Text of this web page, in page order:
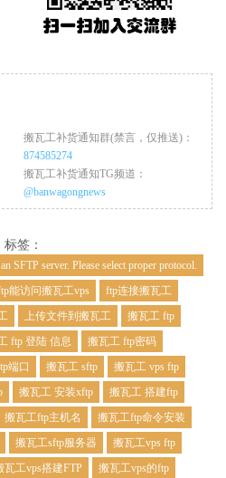
搬瓦工补货通知群(禁言，仅推送)：
874585274
搬瓦工补货通知TG频道：
@banwagongnews
标签：
SFTP server. Please select proper protocol.
能访问搬瓦工vps
ftp连接搬瓦工
上传文件到搬瓦工
搬瓦工 ftp
ftp 登陆 信息
搬瓦工 ftp密码
端口 搬瓦工 sftp
搬瓦工 vps ftp
搬瓦工 安装xftp
搬瓦工 搭建ftp
搬瓦工ftp主机名
搬瓦工ftp命令安装
搬瓦工sftp服务器
搬瓦工vps ftp
瓦工vps搭建FTP
搬瓦工vps的ftp